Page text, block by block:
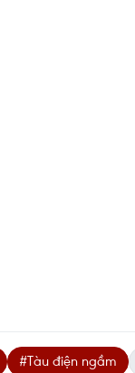
#Tàu điện ngầm